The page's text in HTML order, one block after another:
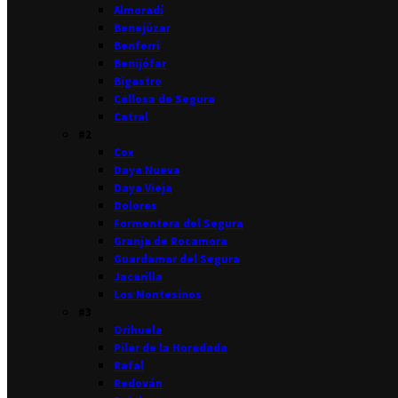
Almoradí
Benejúzar
Benferri
Benijófar
Bigastro
Callosa de Segura
Catral
Cox
Daya Nueva
Daya Vieja
Dolores
Formentera del Segura
Granja de Rocamora
Guardamar del Segura
Jacarilla
Los Montesinos
Orihuela
Pilar de la Horadada
Rafal
Redován